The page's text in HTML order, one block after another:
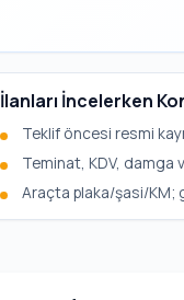
İlanları İncelerken
Teklif öncesi resmi
Teminat, KDV, damga
Araçta plaka/şasi/KM;